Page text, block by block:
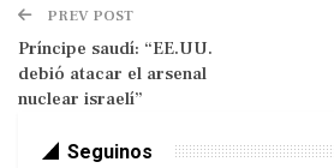
ser destruida militarmente
Irán responde con
masivo tras ataque israelí
Araghchi responsabilizó al
PREV POST
Príncipe saudí: “EE.UU.
debió atacar el arsenal
nuclear israelí”
Seguinos